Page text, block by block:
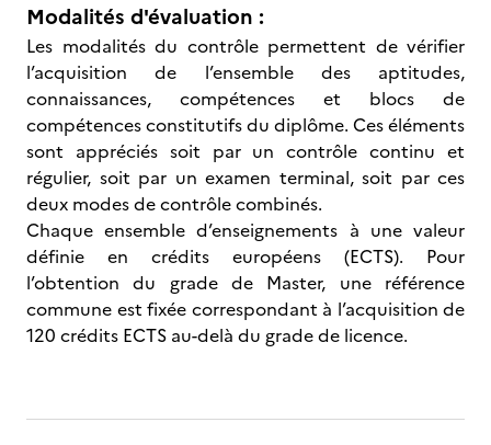
Modalités d'évaluation :
Les modalités du contrôle permettent de vérifier
l’acquisition de l’ensemble des aptitudes,
connaissances, compétences et blocs de
compétences constitutifs du diplôme. Ces éléments
sont appréciés soit par un contrôle continu et
régulier, soit par un examen terminal, soit par ces
deux modes de contrôle combinés.
Chaque ensemble d’enseignements à une valeur
définie en crédits européens (ECTS). Pour
l’obtention du grade de Master, une référence
commune est fixée correspondant à l’acquisition de
120 crédits ECTS au-delà du grade de licence.